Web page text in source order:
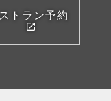
トラン予約